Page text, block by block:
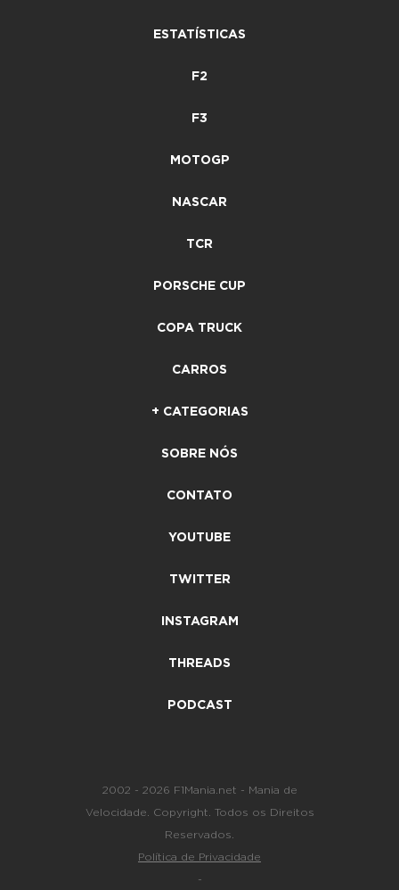
ESTATÍSTICAS
F2
F3
MOTOGP
NASCAR
TCR
PORSCHE CUP
COPA TRUCK
CARROS
+ CATEGORIAS
SOBRE NÓS
CONTATO
YOUTUBE
TWITTER
INSTAGRAM
THREADS
PODCAST
2002 - 2026 F1Mania.net - Mania de
Velocidade. Copyright. Todos os Direitos
Reservados.
Política de Privacidade
-